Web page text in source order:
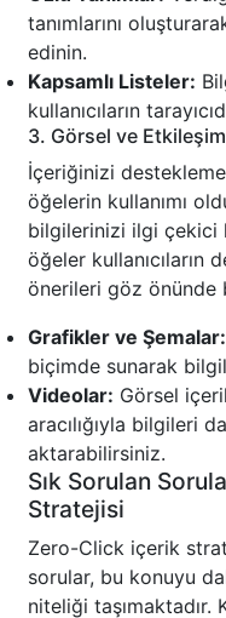
tanımlarını
edinin.
Kapsamlı Listeler:
kullanıcıların
3. Görsel ve
İçeriğinizi
öğelerin kullanımı
bilgilerinizi ilgi çekici
öğeler kullanıcıların
önerileri göz önünde
Grafikler ve Şemalar:
biçimde sunarak
Videolar: Görsel
aracılığıyla bilgileri
aktarabilirsiniz.
Sık Sorulan
Stratejisi
Zero-Click içerik
sorular, bu konuyu
niteliği taşımaktadır.